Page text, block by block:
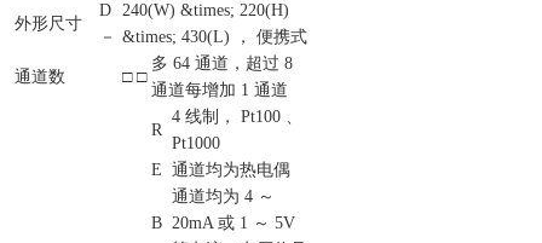
外形尺寸
D
－
240(W) &times; 220(H)
&times; 430(L) ， 便携式
通道数 □ □
多 64 通道，超过 8
通道每增加 1 通道
R
4 线制， Pt100 、
Pt1000
E 通道均为热电偶
B
通道均为 4 ～
20mA 或 1 ～ 5V